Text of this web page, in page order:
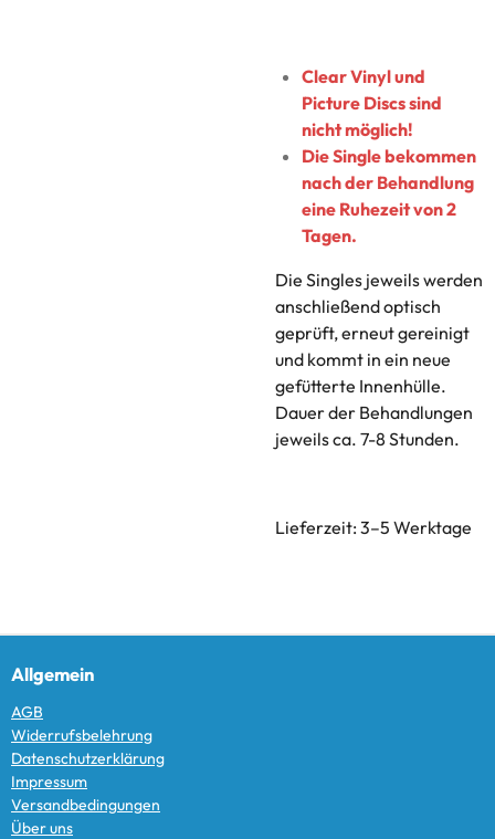
Clear Vinyl und
Picture Discs sind
nicht möglich!
Die Single bekommen
nach der Behandlung
eine Ruhezeit von 2
Tagen.
Die Singles jeweils werden
anschließend optisch
geprüft, erneut gereinigt
und kommt in ein neue
gefütterte Innenhülle.
Dauer der Behandlungen
jeweils ca. 7-8 Stunden.
Lieferzeit: 3–5 Werktage
Allgemein
AGB
Widerrufsbelehrung
Datenschutzerklärung
Impressum
Versandbedingungen
Über uns